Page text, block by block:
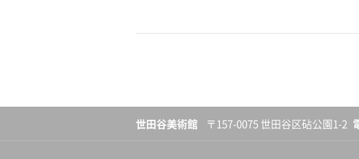
世田谷美術館 〒157-0075 世田谷区砧公園1-2